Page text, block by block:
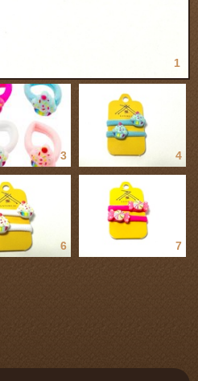
1
3 4
6 7